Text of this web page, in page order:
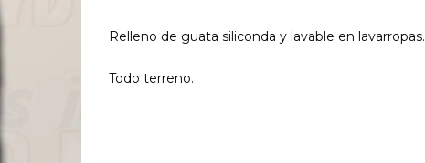
Relleno de guata siliconda y lavable en lavarropas.
Todo terreno.